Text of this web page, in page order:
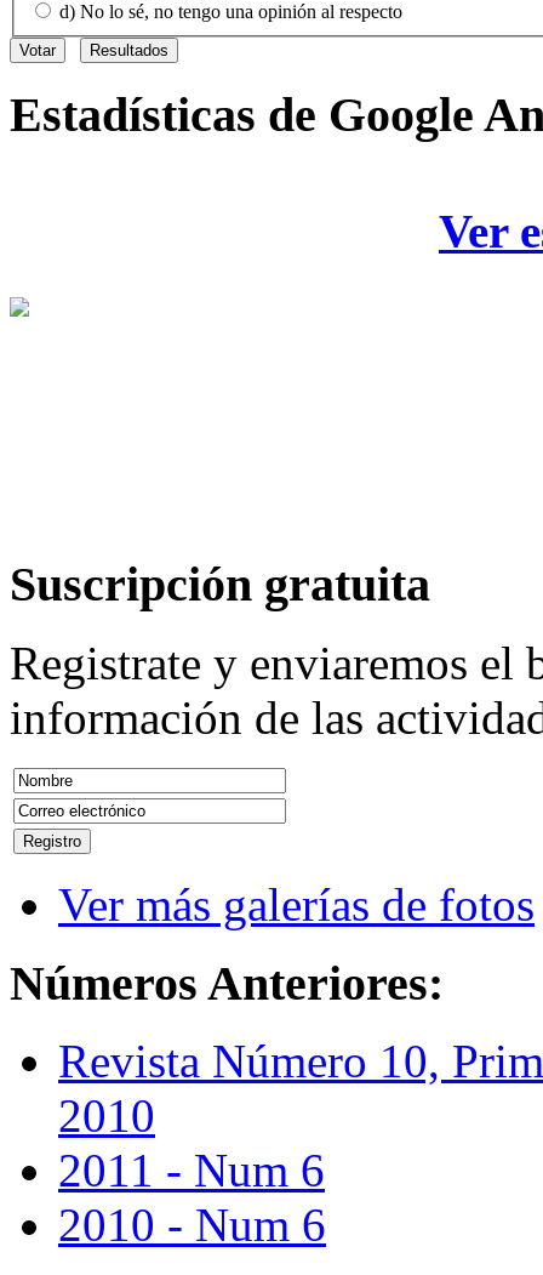
d) No lo sé, no tengo una opinión al respecto
Estadísticas de Google
Ver
Suscripción gratuita
Registrate y enviaremos el
información de las
Ver más galerías de fotos
Números Anteriores:
Revista Número 10,
2010
2011 - Num 6
2010 - Num 6